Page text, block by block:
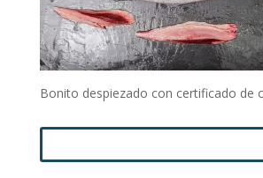
Bonito despiezado con certificado de